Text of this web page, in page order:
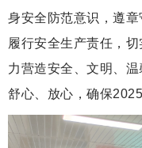
身安全防范意识，遵
履行安全生产责任，
力营造安全、文明、
舒心、放心，确保